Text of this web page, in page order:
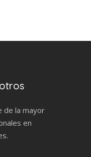
de la mayor
en